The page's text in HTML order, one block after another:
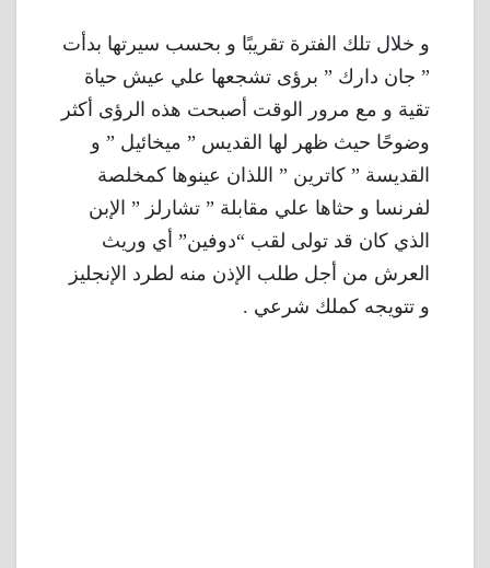
و خلال تلك الفترة تقريبًا و بحسب سيرتها بدأت
” جان دارك ” برؤى تشجعها علي عيش حياة
تقية و مع مرور الوقت أصبحت هذه الرؤى أكثر
وضوحًا حيث ظهر لها القديس ” ميخائيل ” و
القديسة ” كاترين ” اللذان عينوها كمخلصة
لفرنسا و حثاها علي مقابلة ” تشارلز ” الإبن
الذي كان قد تولى لقب “دوفين” أي وريث
العرش من أجل طلب الإذن منه لطرد الإنجليز
و تتويجه كملك شرعي .